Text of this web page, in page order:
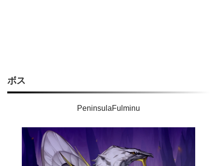
ボス
PeninsulaFulminu